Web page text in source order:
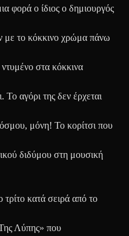
φορά ο ίδιος ο δημιουργός
με το κόκκινο χρώμα πάνω
στα κόκκινα
Το αγόρι της δεν έρχεται
μόνη! Το κορίτσι που
διδύμου στη μουσική
τρίτο κατά σειρά από το
Λύπης» που